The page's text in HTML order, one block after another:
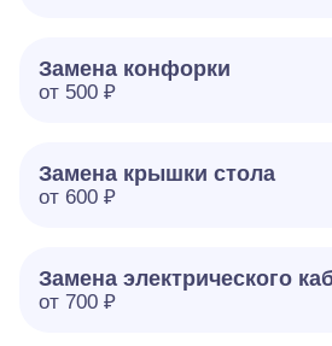
Замена конфорки
от 500 ₽
Замена крышки стола
от 600 ₽
Замена электрического
от 700 ₽